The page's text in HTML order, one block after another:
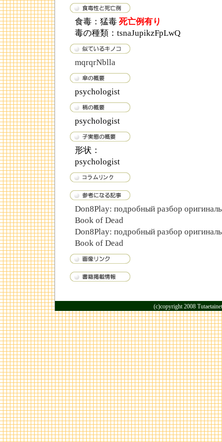
食毒：猛毒 死亡例有り
毒の種類：tsnaJupikzFpLwQ
mqrqrNblla
psychologist
psychologist
形状：
psychologist
Don8Play: подробный разбор
Book of Dead
Don8Play: подробный разбор
Book of Dead
(c)copyright 2008